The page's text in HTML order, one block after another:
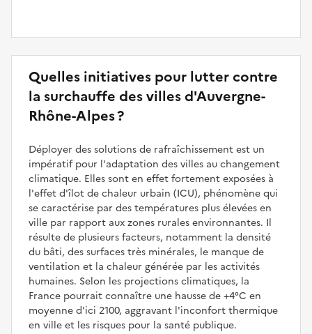
Quelles initiatives pour lutter contre
la surchauffe des villes d'Auvergne-
Rhône-Alpes ?
Déployer des solutions de rafraîchissement est un
impératif pour l'adaptation des villes au changement
climatique. Elles sont en effet fortement exposées à
l'effet d'îlot de chaleur urbain (ICU), phénomène qui
se caractérise par des températures plus élevées en
ville par rapport aux zones rurales environnantes. Il
résulte de plusieurs facteurs, notamment la densité
du bâti, des surfaces très minérales, le manque de
ventilation et la chaleur générée par les activités
humaines. Selon les projections climatiques, la
France pourrait connaître une hausse de +4°C en
moyenne d'ici 2100, aggravant l'inconfort thermique
en ville et les risques pour la santé publique.